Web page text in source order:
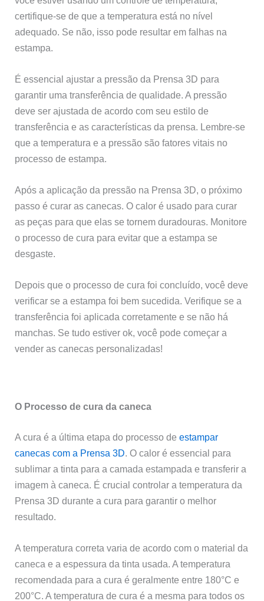
certifique-se de que a temperatura está no nível
adequado. Se não, isso pode resultar em falhas na
estampa.
É essencial ajustar a pressão da Prensa 3D para
garantir uma transferência de qualidade. A pressão
deve ser ajustada de acordo com seu estilo de
transferência e as características da prensa. Lembre-se
que a temperatura e a pressão são fatores vitais no
processo de estampa.
Após a aplicação da pressão na Prensa 3D, o próximo
passo é curar as canecas. O calor é usado para curar
as peças para que elas se tornem duradouras. Monitore
o processo de cura para evitar que a estampa se
desgaste.
Depois que o processo de cura foi concluído, você deve
verificar se a estampa foi bem sucedida. Verifique se a
transferência foi aplicada corretamente e se não há
manchas. Se tudo estiver ok, você pode começar a
vender as canecas personalizadas!
O Processo de cura da caneca
A cura é a última etapa do processo deestampar
canecas com a Prensa 3D. O calor é essencial para
sublimar a tinta para a camada estampada e transferir a
imagem à caneca. É crucial controlar a temperatura da
Prensa 3D durante a cura para garantir o melhor
resultado.
A temperatura correta varia de acordo com o material da
caneca e a espessura da tinta usada. A temperatura
recomendada para a cura é geralmente entre 180°C e
200°C. A temperatura de cura é a mesma para todos os